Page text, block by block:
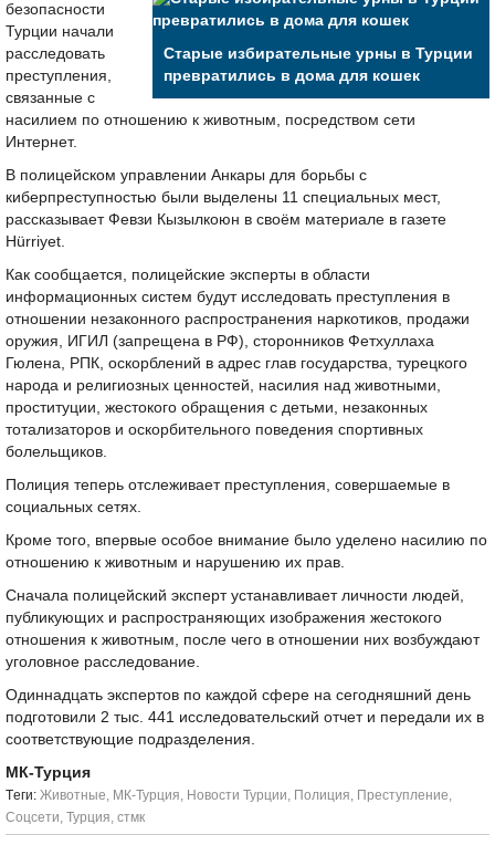
Старые избирательные урны в Турции
превратились в дома для кошек
безопасности
Турции начали
расследовать
преступления,
связанные с
насилием по отношению к животным, посредством сети
Интернет.
В полицейском управлении Анкары для борьбы с
киберпреступностью были выделены 11 специальных мест,
рассказывает Февзи Кызылкоюн в своём материале в газете
Hürriyet.
Как сообщается, полицейские эксперты в области
информационных систем будут исследовать преступления в
отношении незаконного распространения наркотиков, продажи
оружия, ИГИЛ (запрещена в РФ), сторонников Фетхуллаха
Гюлена, РПК, оскорблений в адрес глав государства, турецкого
народа и религиозных ценностей, насилия над животными,
проституции, жестокого обращения с детьми, незаконных
тотализаторов и оскорбительного поведения спортивных
болельщиков.
Полиция теперь отслеживает преступления, совершаемые в
социальных сетях.
Кроме того, впервые особое внимание было уделено насилию по
отношению к животным и нарушению их прав.
Сначала полицейский эксперт устанавливает личности людей,
публикующих и распространяющих изображения жестокого
отношения к животным, после чего в отношении них возбуждают
уголовное расследование.
Одиннадцать экспертов по каждой сфере на сегодняшний день
подготовили 2 тыс. 441 исследовательский отчет и передали их в
соответствующие подразделения.
МК-Турция
Tеги: Животные, МК-Турция, Новости Турции, Полиция, Преступление,
Соцсети, Турция, стмк